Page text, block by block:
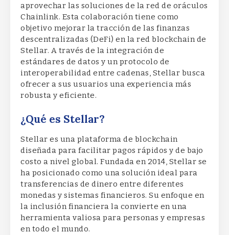
aprovechar las soluciones de la red de oráculos
Chainlink. Esta colaboración tiene como
objetivo mejorar la tracción de las finanzas
descentralizadas (DeFi) en la red blockchain de
Stellar. A través de la integración de
estándares de datos y un protocolo de
interoperabilidad entre cadenas, Stellar busca
ofrecer a sus usuarios una experiencia más
robusta y eficiente.
¿Qué es Stellar?
Stellar es una plataforma de blockchain
diseñada para facilitar pagos rápidos y de bajo
costo a nivel global. Fundada en 2014, Stellar se
ha posicionado como una solución ideal para
transferencias de dinero entre diferentes
monedas y sistemas financieros. Su enfoque en
la inclusión financiera la convierte en una
herramienta valiosa para personas y empresas
en todo el mundo.